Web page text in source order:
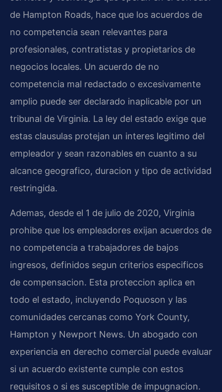
de Hampton Roads, hace que los acuerdos de
no competencia sean relevantes para
profesionales, contratistas y propietarios de
negocios locales. Un acuerdo de no
competencia mal redactado o excesivamente
amplio puede ser declarado inaplicable por un
tribunal de Virginia. La ley del estado exige que
estas clausulas protejan un interes legitimo del
empleador y sean razonables en cuanto a su
alcance geografico, duracion y tipo de actividad
restringida.
Ademas, desde el 1 de julio de 2020, Virginia
prohibe que los empleadores exijan acuerdos de
no competencia a trabajadores de bajos
ingresos, definidos segun criterios especificos
de compensacion. Esta proteccion aplica en
todo el estado, incluyendo Poquoson y las
comunidades cercanas como York County,
Hampton y Newport News. Un abogado con
experiencia en derecho comercial puede evaluar
si un acuerdo existente cumple con estos
requisitos o si es susceptible de impugnacion.